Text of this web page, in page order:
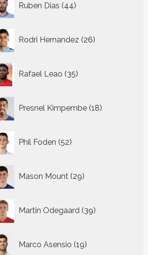
Ruben Dias 44
producten
Rodri Hernandez 26
producten
Rafael Leao 35
producten
Presnel Kimpembe 18
producten
Phil Foden 52
producten
Mason Mount 29
producten
Martin Odegaard 39
producten
Marco Asensio 19
producten